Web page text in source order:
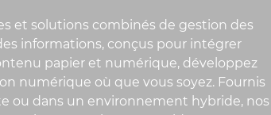
et solutions combinés de gestion des
informations, conçus pour intégrer
papier et numérique, développez
numérique où que vous soyez. Fournis
ou dans un environnement hybride, nos